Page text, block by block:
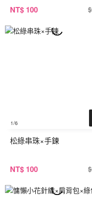
NT$ 100
1/6
松綠串珠×手鍊
NT$ 100